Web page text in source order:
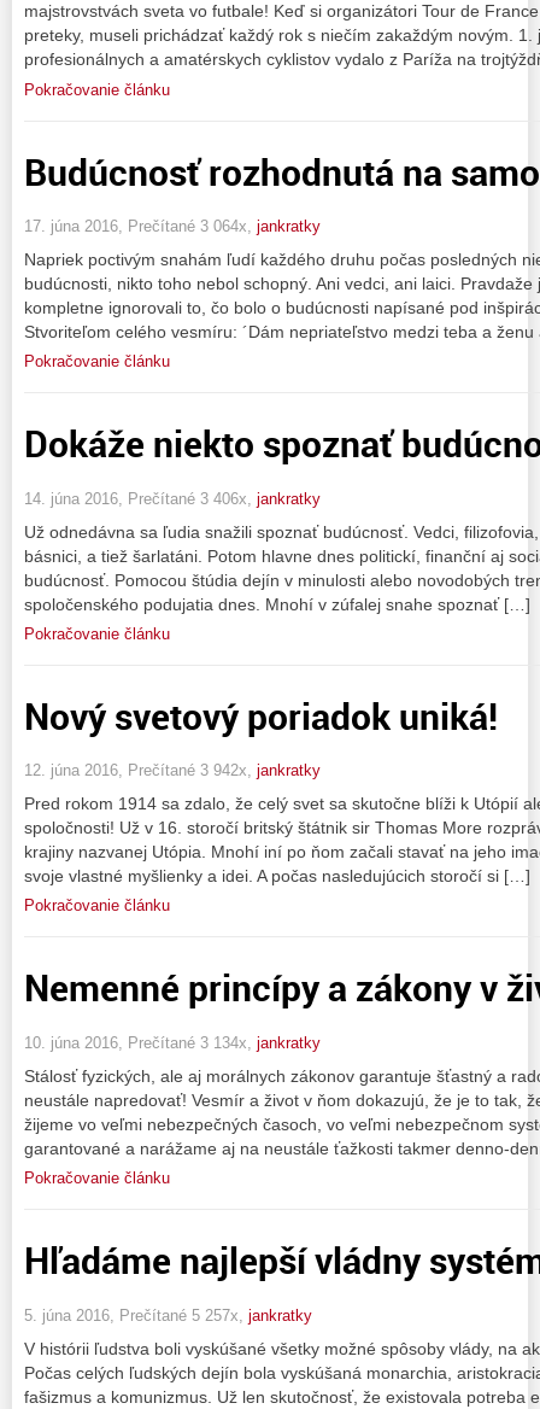
majstrovstvách sveta vo futbale! Keď si organizátori Tour de
preteky, museli prichádzať každý rok s niečím zakaždým novým.
profesionálnych a amatérskych cyklistov vydalo z Paríža na
Pokračovanie článku
Budúcnosť rozhodnutá na
17. júna 2016, Prečítané 3 064x, jankratky
Napriek poctivým snahám ľudí každého druhu počas posledných
budúcnosti, nikto toho nebol schopný. Ani vedci, ani laici.
kompletne ignorovali to, čo bolo o budúcnosti napísané pod
Stvoriteľom celého vesmíru: ´Dám nepriateľstvo medzi teba a
Pokračovanie článku
Dokáže niekto spoznať
14. júna 2016, Prečítané 3 406x, jankratky
Už odnedávna sa ľudia snažili spoznať budúcnosť. Vedci,
básnici, a tiež šarlatáni. Potom hlavne dnes politickí, finanční aj
budúcnosť. Pomocou štúdia dejín v minulosti alebo novodobých
spoločenského podujatia dnes. Mnohí v zúfalej snahe spoznať […]
Pokračovanie článku
Nový svetový poriadok uniká!
12. júna 2016, Prečítané 3 942x, jankratky
Pred rokom 1914 sa zdalo, že celý svet sa skutočne blíži k Utópií
spoločnosti! Už v 16. storočí britský štátnik sir Thomas More
krajiny nazvanej Utópia. Mnohí iní po ňom začali stavať na jeho
svoje vlastné myšlienky a idei. A počas nasledujúcich storočí si […]
Pokračovanie článku
Nemenné princípy a zákony v
10. júna 2016, Prečítané 3 134x, jankratky
Stálosť fyzických, ale aj morálnych zákonov garantuje šťastný a
neustále napredovať! Vesmír a život v ňom dokazujú, že je to tak,
žijeme vo veľmi nebezpečných časoch, vo veľmi nebezpečnom
garantované a narážame aj na neustále ťažkosti takmer denno-
Pokračovanie článku
Hľadáme najlepší vládny
5. júna 2016, Prečítané 5 257x, jankratky
V histórii ľudstva boli vyskúšané všetky možné spôsoby vlády, na
Počas celých ľudských dejín bola vyskúšaná monarchia,
fašizmus a komunizmus. Už len skutočnosť, že existovala potreba